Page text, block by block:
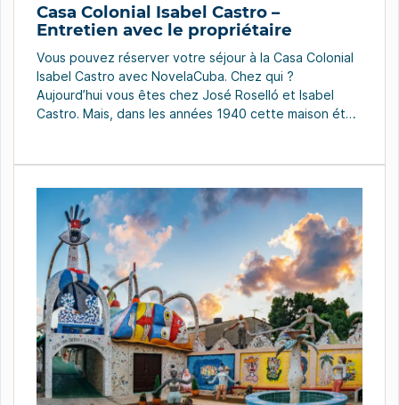
Casa Colonial Isabel Castro –
Entretien avec le propriétaire
Vous pouvez réserver votre séjour à la Casa Colonial
Isabel Castro avec NovelaCuba. Chez qui ?
Aujourd’hui vous êtes chez José Roselló et Isabel
Castro. Mais, dans les années 1940 cette maison était
dans les Asturies. Une personnalité bien connue à
Baracoa, […]